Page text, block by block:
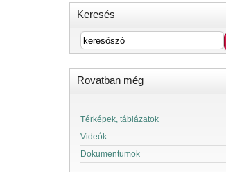
Keresés
Rovatban még
Térképek, táblázatok
Videók
Dokumentumok